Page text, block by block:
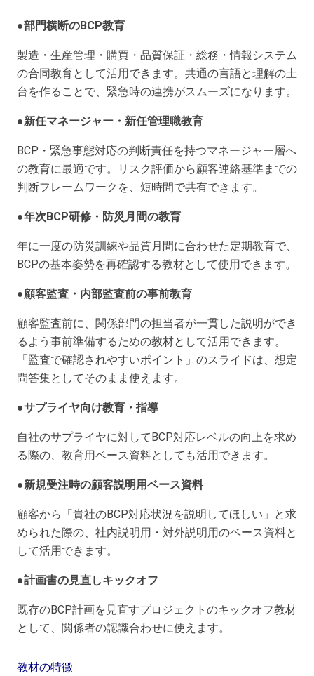
●部門横断のBCP教育
製造・生産管理・購買・品質保証・総務・情報システム
の合同教育として活用できます。共通の言語と理解の土
台を作ることで、緊急時の連携がスムーズになります。
●新任マネージャー・新任管理職教育
BCP・緊急事態対応の判断責任を持つマネージャー層へ
の教育に最適です。リスク評価から顧客連絡基準までの
判断フレームワークを、短時間で共有できます。
●年次BCP研修・防災月間の教育
年に一度の防災訓練や品質月間に合わせた定期教育で、
BCPの基本姿勢を再確認する教材として使用できます。
●顧客監査・内部監査前の事前教育
顧客監査前に、関係部門の担当者が一貫した説明ができ
るよう事前準備するための教材として活用できます。
「監査で確認されやすいポイント」のスライドは、想定
問答集としてそのまま使えます。
●サプライヤ向け教育・指導
自社のサプライヤに対してBCP対応レベルの向上を求め
る際の、教育用ベース資料としても活用できます。
●新規受注時の顧客説明用ベース資料
顧客から「貴社のBCP対応状況を説明してほしい」と求
められた際の、社内説明用・対外説明用のベース資料と
して活用できます。
●計画書の見直しキックオフ
既存のBCP計画を見直すプロジェクトのキックオフ教材
として、関係者の認識合わせに使えます。
教材の特徴